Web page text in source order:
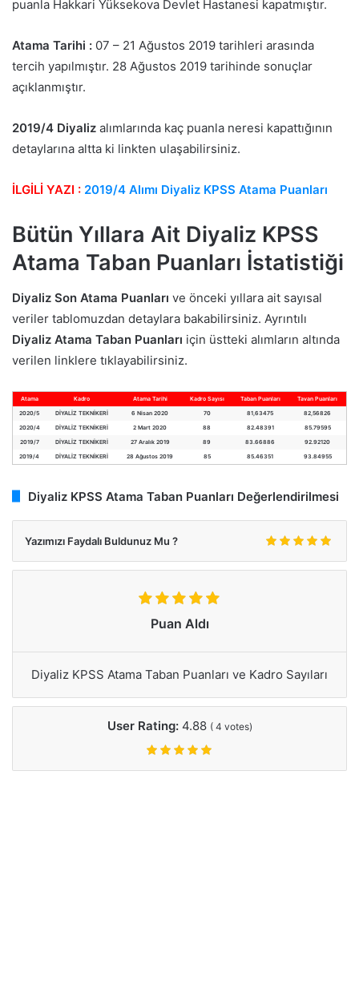
puanla Hakkari Yüksekova Devlet Hastanesi kapatmıştır.
Atama Tarihi : 07 – 21 Ağustos 2019 tarihleri arasında
tercih yapılmıştır. 28 Ağustos 2019 tarihinde sonuçlar
açıklanmıştır.
2019/4 Diyaliz alımlarında kaç puanla neresi kapattığının
detaylarına altta ki linkten ulaşabilirsiniz.
İLGİLİ YAZI : 2019/4 Alımı Diyaliz KPSS Atama Puanları
Bütün Yıllara Ait Diyaliz KPSS
Atama Taban Puanları İstatistiği
Diyaliz Son Atama Puanları ve önceki yıllara ait sayısal
veriler tablomuzdan detaylara bakabilirsiniz. Ayrıntılı
Diyaliz Atama Taban Puanları için üstteki alımların altında
verilen linklere tıklayabilirsiniz.
Atama Kadro Atama Tarihi Kadro Sayısı Taban Puanları
Tavan Puanları
2020/5
DİYALİZ TEKNİKERİ 6 Nisan 2020 70 81,63475
82,56826
2020/4
DİYALİZ TEKNİKERİ 2 Mart 2020 88 82.48391
85.79595
2019/7
DİYALİZ TEKNİKERİ 27 Aralık 2019 89 83.66886
92.92120
2019/4
DİYALİZ TEKNİKERİ 28 Ağustos 2019 85 85.46351 93.84955
Diyaliz KPSS Atama Taban Puanları Değerlendirilmesi
Yazımızı Faydalı Buldunuz Mu ?
Puan Aldı
Diyaliz KPSS Atama Taban Puanları ve Kadro Sayıları
User Rating: 4.88 ( 4 votes)